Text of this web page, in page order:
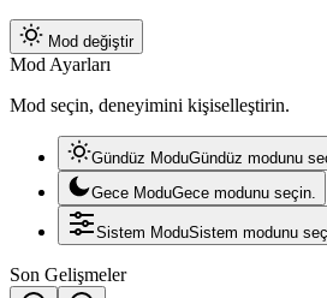
Mod değiştir
Mod Ayarları
Mod seçin, deneyimini kişiselleştirin.
Gündüz ModuGündüz modunu
Gece ModuGece modunu seçin.
Sistem ModuSistem modunu
Son Gelişmeler